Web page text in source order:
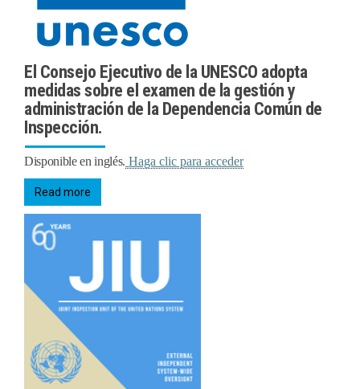
El Consejo Ejecutivo de la UNESCO adopta
medidas sobre el examen de la gestión y
administración de la Dependencia Común de
Inspección.
Disponible en inglés. Haga clic para acceder
Read more